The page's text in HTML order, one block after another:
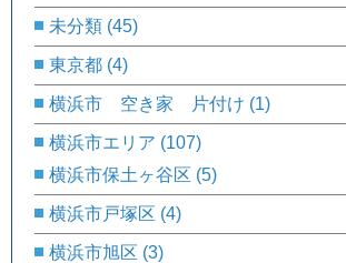
未分類 (45)
東京都 (4)
横浜市 空き家 片付け (1)
横浜市エリア (107)
横浜市保土ヶ谷区 (5)
横浜市戸塚区 (4)
横浜市旭区 (3)